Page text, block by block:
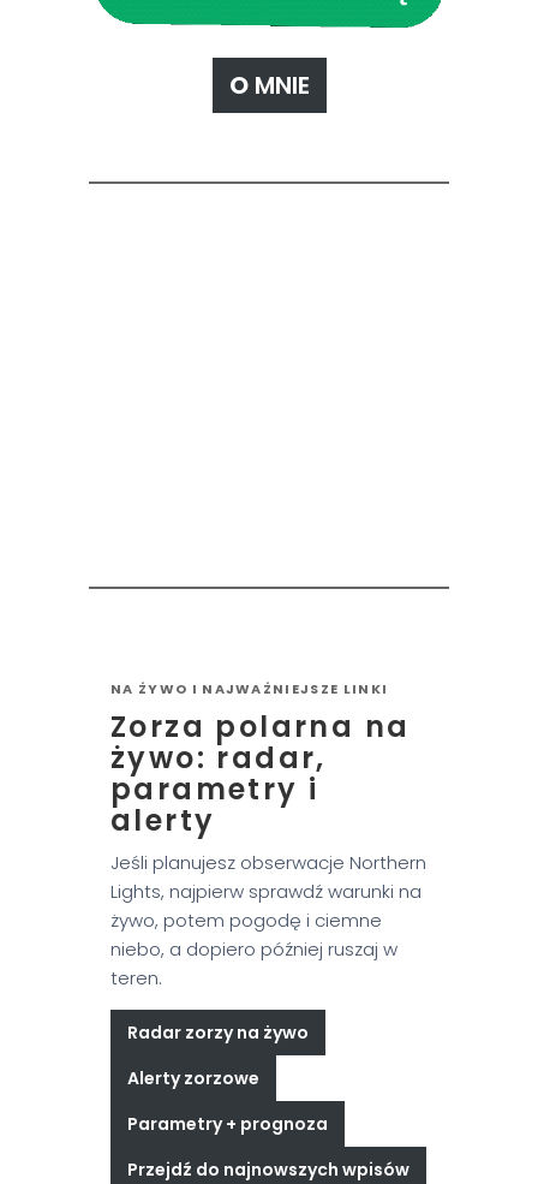
OMNIE
NA ŻYWO I NAJWAŻNIEJSZE LINKI
Zorza polarna na
żywo: radar,
parametry i
alerty
Jeśli planujesz obserwacje Northern
Lights, najpierw sprawdź warunki na
żywo, potem pogodę i ciemne
niebo, a dopiero później ruszaj w
teren.
Radar zorzy na żywo
Alerty zorzowe
Parametry + prognoza
Przejdź do najnowszych wpisów